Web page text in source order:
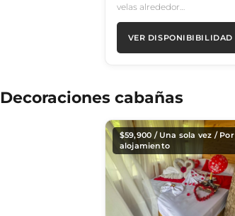
velas alrededor…
VER DISPONIBIBILIDAD
Decoraciones cabañas
$59,900 / Una sola vez / Por
alojamiento